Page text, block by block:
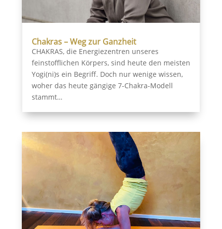
Chakras – Weg zur Ganzheit
CHAKRAS, die Energiezentren unseres
feinstofflichen Körpers, sind heute den meisten
Yogi(ni)s ein Begriff. Doch nur wenige wissen,
woher das heute gängige 7-Chakra-Modell
stammt…